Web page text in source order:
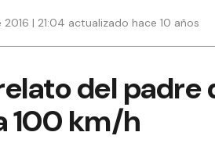
| 21:04 actualizado hace 10 años
del padre
100 km/h